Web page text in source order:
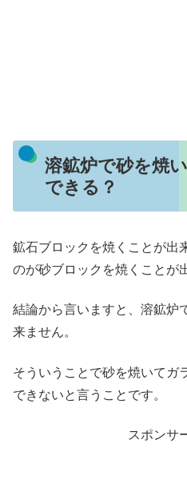
溶鉱炉で砂を焼
できる？
鉱石ブロックを焼くことが出
のが砂ブロックを焼くことが
結論から言いますと、溶鉱炉
来ません。
そういうことで砂を焼いてガ
できないと言うことです。
スポンサ